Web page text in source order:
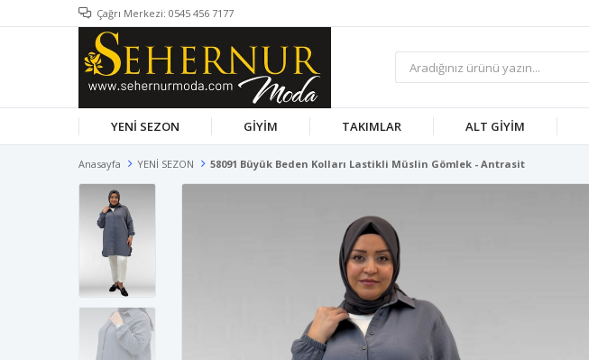
Çağrı Merkezi: 0545 456 7177
YENİ SEZON GİYİM TAKIMLAR ALT GİYİM
Anasayfa YENİ SEZON 58091 Büyük Beden Kolları Lastikli Müslin Gömlek - Antrasit